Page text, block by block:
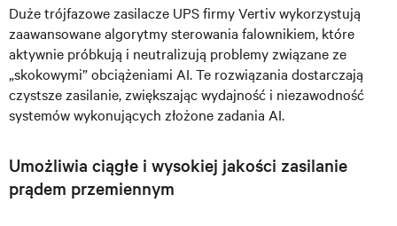
Duże trójfazowe zasilacze UPS firmy Vertiv wykorzystują
zaawansowane algorytmy sterowania falownikiem, które
aktywnie próbkują i neutralizują problemy związane ze
„skokowymi” obciążeniami AI. Te rozwiązania dostarczają
czystsze zasilanie, zwiększając wydajność i niezawodność
systemów wykonujących złożone zadania AI.
Umożliwia ciągłe i wysokiej jakości zasilanie
prądem przemiennym